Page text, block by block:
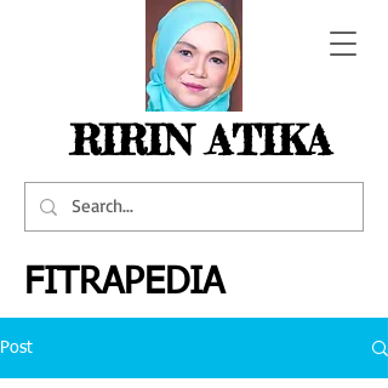
RIRIN ATIKA
FITRAPEDIA
Post